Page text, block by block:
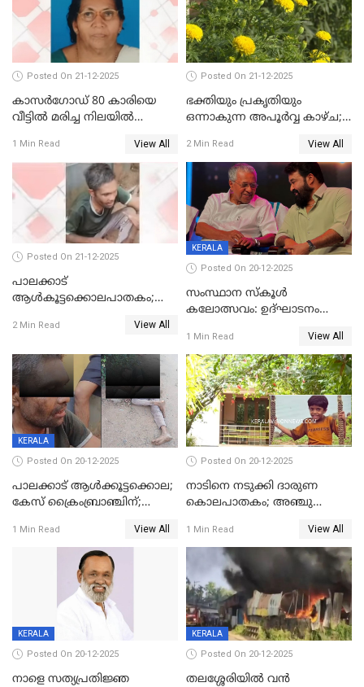
Posted On 21-12-2025
കാസർഗോഡ് 80 കാരിയെ
വീട്ടിൽ മരിച്ച നിലയിൽ
1 Min Read View All
Posted On 21-12-2025
ഭക്തിയും പ്രകൃതിയും
ഒന്നാകുന്ന അപൂര്‍വ്വ കാഴ്ച;
കാഴ്ചാനുഭവമൊരുക്കി
ശബരീ നന്ദനം
2 Min Read View All
Posted On 21-12-2025
പാലക്കാട്‌
ആൾകൂട്ടക്കൊലപാതകം;
ഊർജ്ജിതമാക്കിമാക്കി
2 Min Read View All
KERALA
Posted On 20-12-2025
സംസ്ഥാന സ്കൂൾ
കലോത്സവം: ഉദ്ഘാടനം
മുഖ്യാതിഥിയായി
മോഹൻലാൽ
1 Min Read View All
KERALA
Posted On 20-12-2025
പാലക്കാട് ആൾക്കൂട്ടക്കൊല;
കേസ് ക്രൈംബ്രാഞ്ചിന്;
അന്വേഷിക്കും
1 Min Read View All
Posted On 20-12-2025
നാടിനെ നടുക്കി ദാരുണ
കൊലപാതകം; അഞ്ചു
കഴുത്തുഞെരിച്ച് കൊന്നു
1 Min Read View All
KERALA
Posted On 20-12-2025
നാളെ സത്യപ്രതിജ്ഞ
KERALA
Posted On 20-12-2025
തലശ്ശേരിയിൽ വൻ